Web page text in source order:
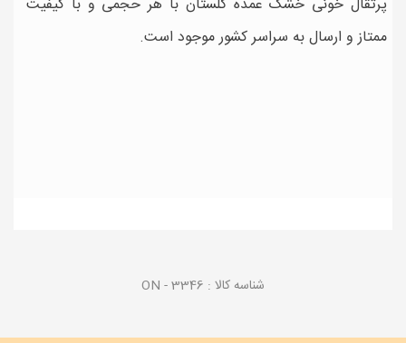
ممتاز و ارسال به سراسر کشور موجود است.
شناسه کالا : ON - 3346